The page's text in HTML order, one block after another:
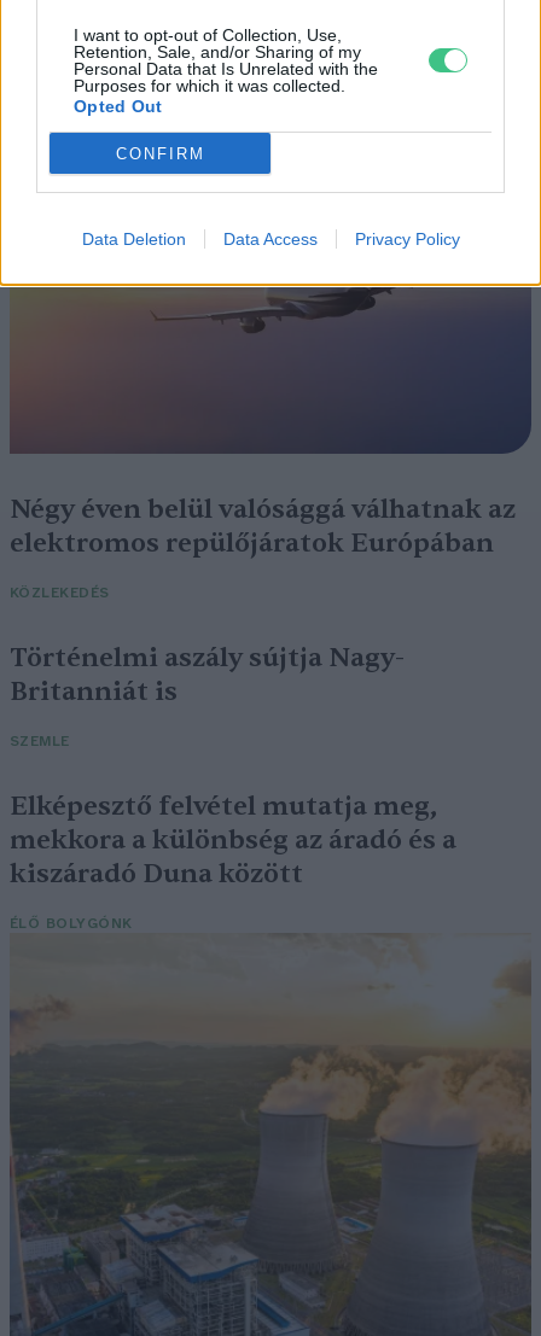
I want to opt-out of Collection, Use,
Retention, Sale, and/or Sharing of my
Personal Data that Is Unrelated with the
Purposes for which it was collected.
Opted Out
CONFIRM
Data Deletion Data Access Privacy Policy
Szedd magad őszibarack: itt vannak
a legjobb lelőhelyek!
SZEMLE
Négy éven belül valósággá válhatnak az
elektromos repülőjáratok Európában
KÖZLEKEDÉS
Történelmi aszály sújtja Nagy-
Britanniát is
SZEMLE
Elképesztő felvétel mutatja meg,
mekkora a különbség az áradó és a
kiszáradó Duna között
ÉLŐ BOLYGÓNK